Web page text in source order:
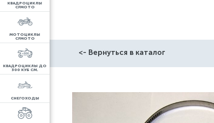
КВАДРОЦИКЛЫ
CFMOTO
МОТОЦИКЛЫ
CFMOTO
КВАДРОЦИКЛЫ ДО
300 КУБ СМ.
СНЕГОХОДЫ
<- Вернуться в каталог